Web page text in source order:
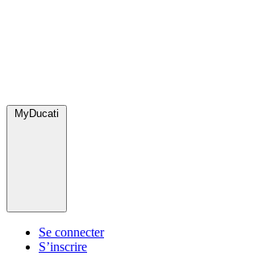
MyDucati
Se connecter
S’inscrire